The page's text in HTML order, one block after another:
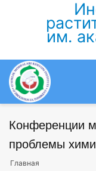
им.
Конференции
проблемы
Главная